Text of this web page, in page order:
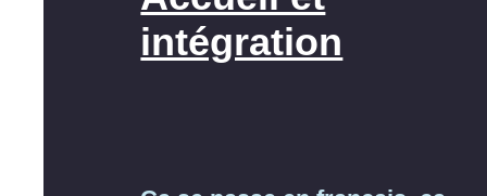
intégration